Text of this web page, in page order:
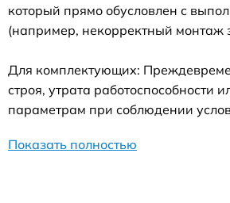
который прямо обусловлен с
(например, некорректный монтаж
Для комплектующих:
строя, утрата работоспособности
параметрам при соблюдении
Показать полностью